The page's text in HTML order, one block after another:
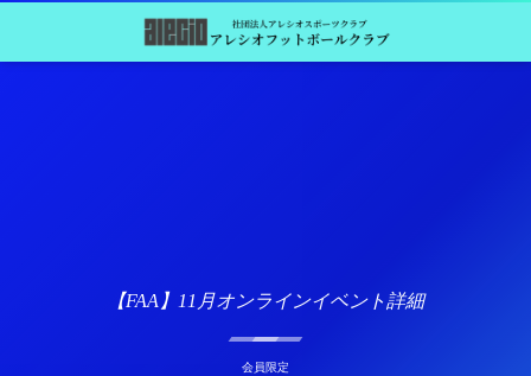
【FAA】11月オンラインイベント詳細
会員限定